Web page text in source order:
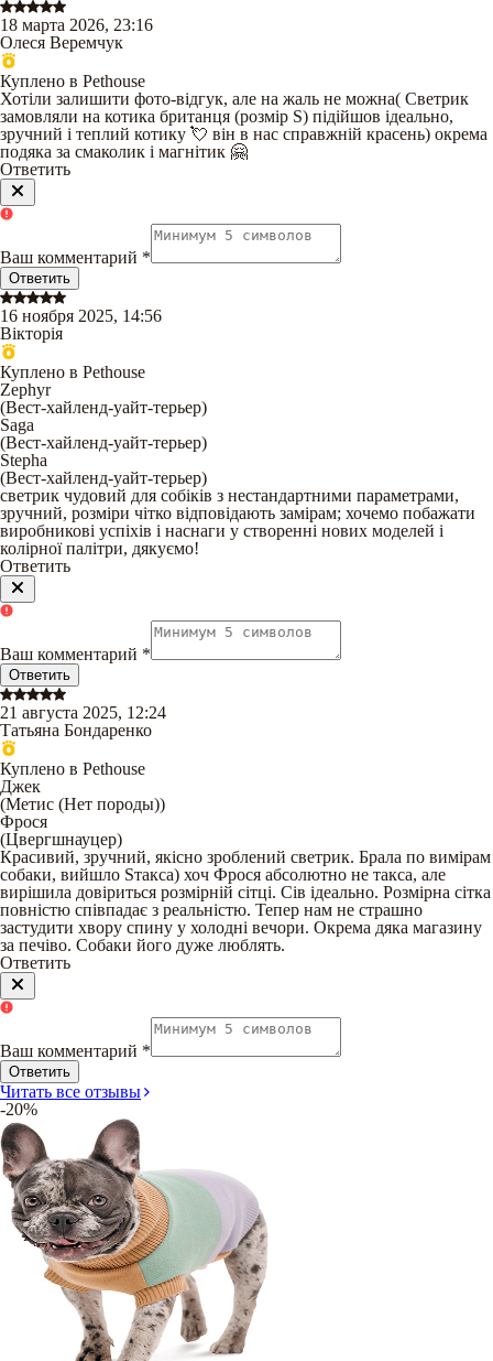
18 марта 2026, 23:16
Олеся Веремчук
Куплено в Pethouse
Хотіли залишити фото-відгук, але на жаль не можна( Светрик
замовляли на котика британця (розмір S) підійшов ідеально,
зручний і теплий котику 💘 він в нас справжній красень) окрема
подяка за смаколик і магнітик 🤗
Ответить
Ваш комментарий *
Ответить
16 ноября 2025, 14:56
Вікторія
Куплено в Pethouse
Zephyr
(Вест-хайленд-уайт-терьер)
Saga
(Вест-хайленд-уайт-терьер)
Stepha
(Вест-хайленд-уайт-терьер)
светрик чудовий для собіків з нестандартними параметрами,
зручний, розміри чітко відповідають замірам; хочемо побажати
виробникові успіхів і наснаги у створенні нових моделей і
колірної палітри, дякуємо!
Ответить
Ваш комментарий *
Ответить
21 августа 2025, 12:24
Татьяна Бондаренко
Куплено в Pethouse
Джек
(Метис (Нет породы))
Фрося
(Цвергшнауцер)
Красивий, зручний, якісно зроблений светрик. Брала по вимірам
собаки, вийшло Sтакса) хоч Фрося абсолютно не такса, але
вирішила довіриться розмірній сітці. Сів ідеально. Розмірна сітка
повністю співпадає з реальністю. Тепер нам не страшно
застудити хвору спину у холодні вечори. Окрема дяка магазину
за печіво. Собаки його дуже люблять.
Ответить
Ваш комментарий *
Ответить
Читать все отзывы
-20%